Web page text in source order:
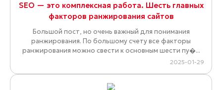
SEO — это комплексная работа. Шесть главных
факторов ранжирования сайтов
Большой пост, но очень важный для понимания
ранжирования. По большому счету все факторы
ранжирования можно свести к основным шести пу�...
2025-01-29